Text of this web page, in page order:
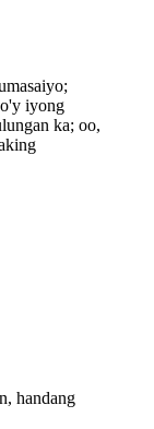
iyong
ka; oo,
handang